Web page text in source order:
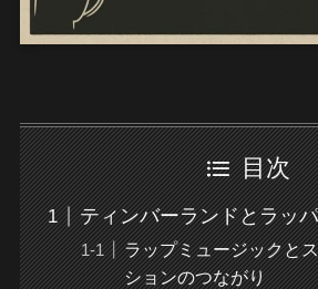
目次
ティンバーランドとラッ
ラップミュージックと
ションのつながり